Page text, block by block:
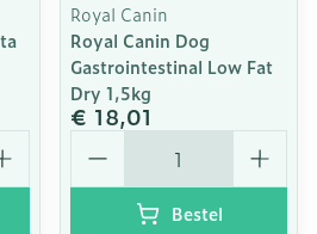
Royal Canin
Royal Canin Dog
Gastrointestinal Low Fat
Dry 1,5kg
€ 18,01
Aantal
Bestel